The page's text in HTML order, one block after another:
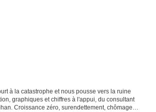
à la catastrophe et nous pousse vers la ruine
graphiques et chiffres à l'appui, du consultant
Croissance zéro, surendettement, chômage